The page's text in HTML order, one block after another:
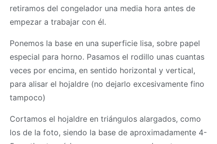
retiramos del congelador una media hora antes de
empezar a trabajar con él.
Ponemos la base en una superficie lisa, sobre papel
especial para horno. Pasamos el rodillo unas cuantas
veces por encima, en sentido horizontal y vertical,
para alisar el hojaldre (no dejarlo excesivamente fino
tampoco)
Cortamos el hojaldre en triángulos alargados, como
los de la foto, siendo la base de aproximadamente 4-